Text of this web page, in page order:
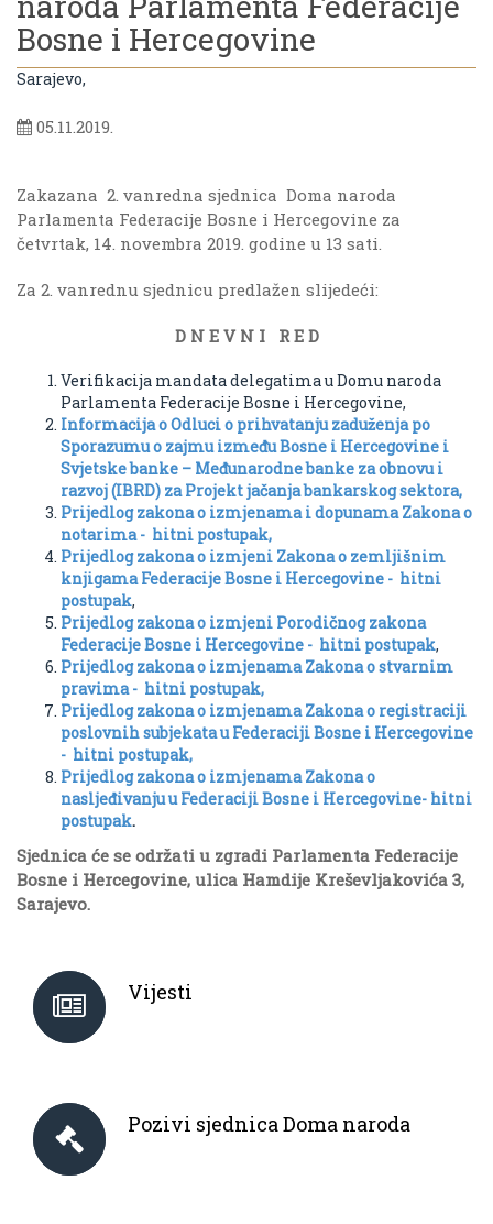
Bosne i Hercegovine
Sarajevo,
05.11.2019.
Zakazana 2. vanredna sjednica Doma naroda
Parlamenta Federacije Bosne i Hercegovine za
četvrtak, 14. novembra 2019. godine u 13 sati.
Za 2. vanrednu sjednicu predlažen slijedeći:
D N E V N I R E D
Verifikacija mandata delegatima u Domu naroda
Parlamenta Federacije Bosne i Hercegovine,
Informacija o Odluci o prihvatanju zaduženja po
Sporazumu o zajmu između Bosne i Hercegovine i
Svjetske banke – Međunarodne banke za obnovu i
razvoj (IBRD) za Projekt jačanja bankarskog sektora,
Prijedlog zakona o izmjenama i dopunama Zakona o
notarima - hitni postupak,
Prijedlog zakona o izmjeni Zakona o zemljišnim
knjigama Federacije Bosne i Hercegovine - hitni
postupak,
Prijedlog zakona o izmjeni Porodičnog zakona
Federacije Bosne i Hercegovine - hitni postupak,
Prijedlog zakona o izmjenama Zakona o stvarnim
pravima - hitni postupak,
Prijedlog zakona o izmjenama Zakona o registraciji
poslovnih subjekata u Federaciji Bosne i Hercegovine
- hitni postupak,
Prijedlog zakona o izmjenama Zakona o
nasljeđivanju u Federaciji Bosne i Hercegovine- hitni
postupak.
Sjednica će se održati u zgradi Parlamenta Federacije
Bosne i Hercegovine, ulica Hamdije Kreševljakovića 3,
Sarajevo.
Vijesti
Pozivi sjednica Doma naroda